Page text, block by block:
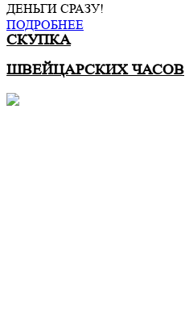
ДЕНЬГИ СРАЗУ!
ПОДРОБНЕЕ
СКУПКА
ШВЕЙЦАРСКИХ ЧАСОВ